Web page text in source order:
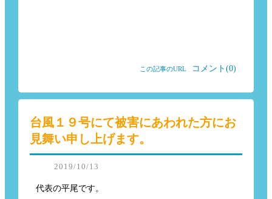
この記事のURL コメント(0)
台風１９号にて被害にあわれた方にお
見舞い申し上げます。
2019/10/13
代表の平尾です。